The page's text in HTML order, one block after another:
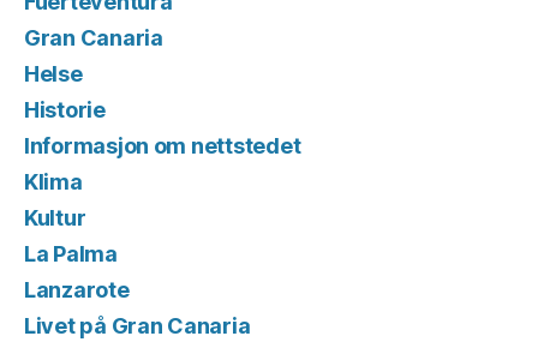
Gran Canaria
Helse
Historie
Informasjon om nettstedet
Klima
Kultur
La Palma
Lanzarote
Livet på Gran Canaria